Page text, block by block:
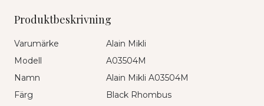
Produktbeskrivning
Varumärke
Alain Mikli
Modell
A03504M
Namn
Alain Mikli A03504M
Färg
Black Rhombus